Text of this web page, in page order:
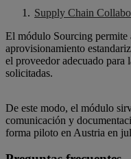
Supply Chain
El módulo Sourcing
aprovisionamiento
el proveedor adecuado para
solicitadas.
De este modo, el módulo
comunicación y
forma piloto en Austria en